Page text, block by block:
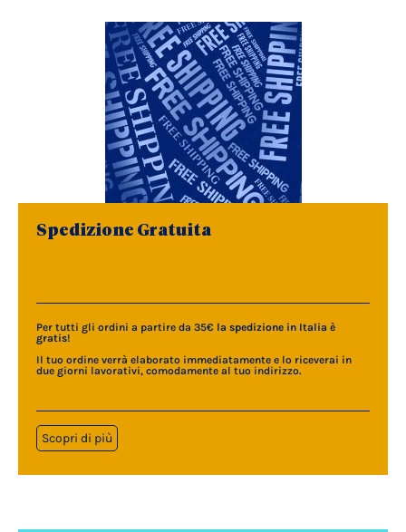
Spedizione Gratuita
Per tutti gli ordini a partire da 35€ la spedizione in Italia è
gratis!
Il tuo ordine verrà elaborato immediatamente e lo riceverai in
due giorni lavorativi, comodamente al tuo indirizzo.
Scopri di più